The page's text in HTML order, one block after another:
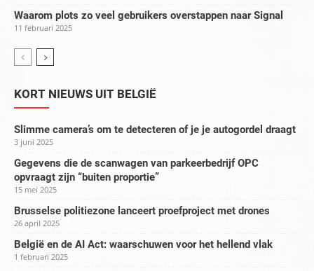
Waarom plots zo veel gebruikers overstappen naar Signal
11 februari 2025
KORT NIEUWS UIT BELGIË
Slimme camera’s om te detecteren of je je autogordel draagt
3 juni 2025
Gegevens die de scanwagen van parkeerbedrijf OPC
opvraagt zijn “buiten proportie”
15 mei 2025
Brusselse politiezone lanceert proefproject met drones
26 april 2025
België en de AI Act: waarschuwen voor het hellend vlak
1 februari 2025